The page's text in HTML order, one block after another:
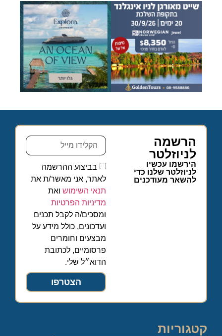
הרשמה
לניוזלטר
הירשמו עכשיו
לניוזלטר שלנו כדי
להשאר מעודכנים
בביצוע ההרשמה
לאתר, אני מאשר/ת את
תנאי השימוש ואת
מדיניות הפרטיות
ומסכים/ה לקבל תכנים
ועדכונים, כולל מידע על
מבצעים וחומרים
פרסומיים, לכתובת
הדוא״ל שלי.
הצטרפו
קטגוריות